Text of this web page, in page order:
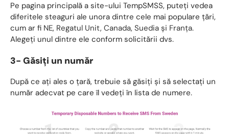
Pe pagina principală a site-ului TempSMSS, puteți vedea
diferitele steaguri ale unora dintre cele mai populare țări,
cum ar fi NE, Regatul Unit, Canada, Suedia şi Franţa.
Alegeți unul dintre ele conform solicitării dvs.
3- Găsiți un număr
După ce ați ales o țară, trebuie să găsiți și să selectați un
număr adecvat pe care îl vedeți în lista de numere.